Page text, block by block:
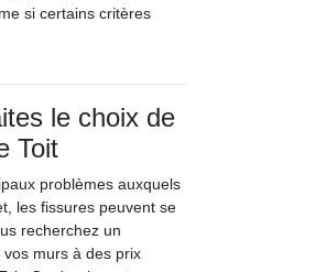
si certains critères
le choix de
Toit
problèmes auxquels
les fissures peuvent se
recherchez un
murs à des prix